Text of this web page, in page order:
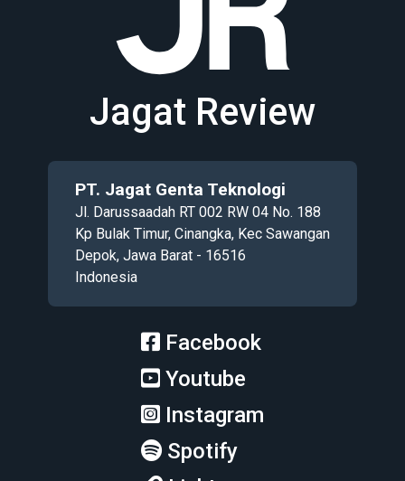
Jagat Review
PT. Jagat Genta Teknologi
Jl. Darussaadah RT 002 RW 04 No. 188
Kp Bulak Timur, Cinangka, Kec Sawangan
Depok, Jawa Barat - 16516
Indonesia
Facebook
Youtube
Instagram
Spotify